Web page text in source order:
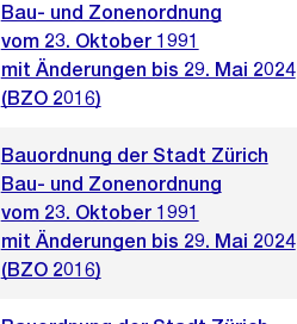
Bau- und Zonenordnung
vom 23. Oktober 1991
mit Änderungen bis 29. Mai 2024
(BZO 2016)
Bauordnung der Stadt Zürich
Bau- und Zonenordnung
vom 23. Oktober 1991
mit Änderungen bis 29. Mai 2024
(BZO 2016)